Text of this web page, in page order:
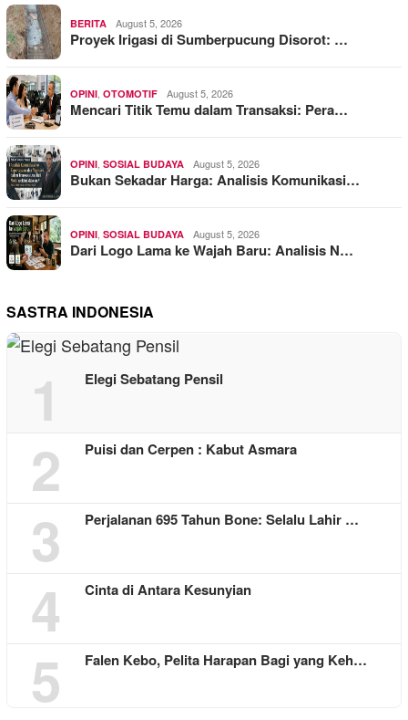
BERITA August 5, 2026
Proyek Irigasi di Sumberpucung Disorot: …
OPINI, OTOMOTIF August 5, 2026
Mencari Titik Temu dalam Transaksi: Pera…
OPINI, SOSIAL BUDAYA August 5, 2026
Bukan Sekadar Harga: Analisis Komunikasi…
OPINI, SOSIAL BUDAYA August 5, 2026
Dari Logo Lama ke Wajah Baru: Analisis N…
SASTRA INDONESIA
1 Elegi Sebatang Pensil
2 Puisi dan Cerpen : Kabut Asmara
3 Perjalanan 695 Tahun Bone: Selalu Lahir …
4 Cinta di Antara Kesunyian
5 Falen Kebo, Pelita Harapan Bagi yang Keh…